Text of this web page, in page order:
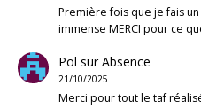
Première fois que je fais
immense MERCI pour ce
Pol surAbsence
21/10/2025
Merci pour tout le taf